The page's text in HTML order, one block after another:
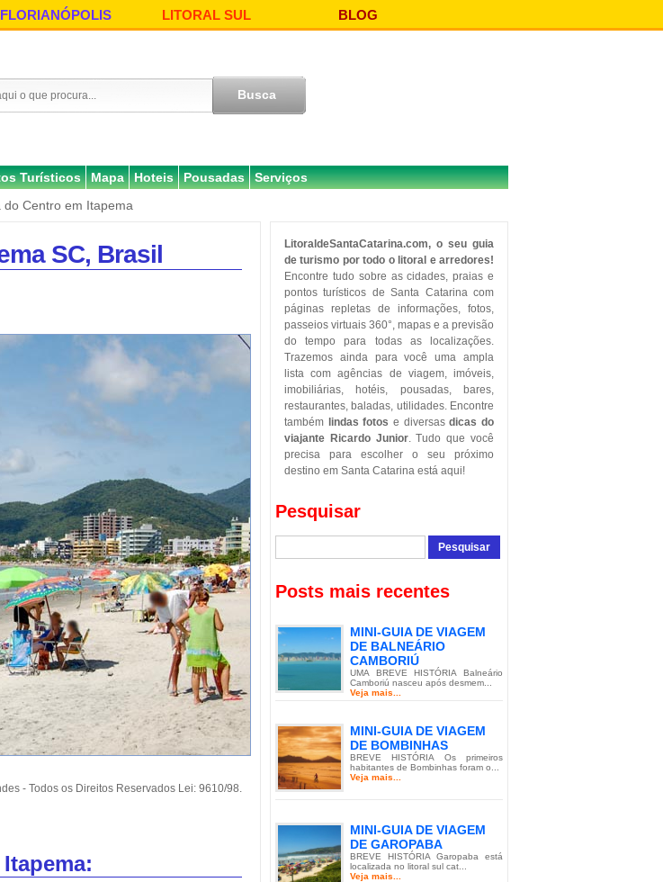
FLORIANÓPOLIS LITORAL SUL BLOG
Turísticos Mapa Hoteis Pousadas
Serviços
Centro em Itapema
SC, Brasil
- Todos os Direitos Reservados Lei: 9610/98.
LitoraldeSantaCatarina.com, o seu guia
de turismo por todo o litoral e arredores!
Encontre tudo sobre as cidades, praias e
pontos turísticos de Santa Catarina com
páginas repletas de informações, fotos,
passeios virtuais 360°, mapas e a previsão
do tempo para todas as localizações.
Trazemos ainda para você uma ampla
lista com agências de viagem, imóveis,
imobiliárias, hotéis, pousadas, bares,
restaurantes, baladas, utilidades. Encontre
também
lindas fotos e diversasdicas do
viajante Ricardo Junior. Tudo que você
precisa para escolher o seu próximo
destino em Santa Catarina está aqui!
Pesquisar
Posts mais recentes
MINI-GUIA DE VIAGEM
DE BALNEÁRIO
CAMBORIÚ
UMA BREVE HISTÓRIA Balneário
Camboriú nasceu após desmem...
Veja mais...
MINI-GUIA DE VIAGEM
DE BOMBINHAS
BREVE HISTÓRIA Os primeiros
habitantes de Bombinhas foram o...
Veja mais...
MINI-GUIA DE VIAGEM
DE GAROPABA
BREVE HISTÓRIA Garopaba está
localizada no litoral sul cat...
Veja mais...